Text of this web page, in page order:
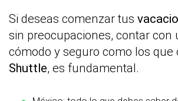
Si deseas comenzar tus
sin preocupaciones, contar con
cómodo y seguro como los que
Shuttle, es fundamental.